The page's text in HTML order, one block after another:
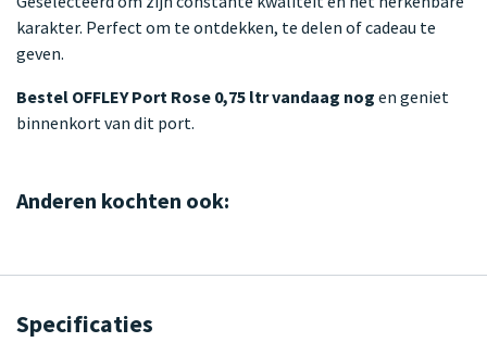
karakter. Perfect om te ontdekken, te delen of cadeau te
geven.
Bestel OFFLEY Port Rose 0,75 ltr vandaag nog en geniet
binnenkort van dit port.
Anderen kochten ook:
Specificaties